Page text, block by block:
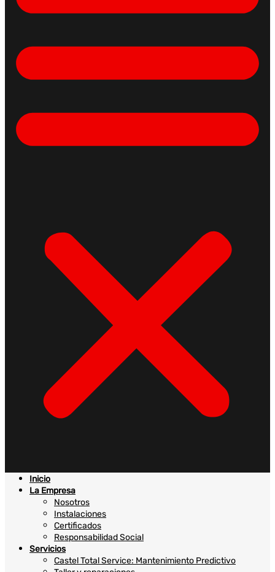
Inicio
La Empresa
Nosotros
Instalaciones
Certificados
Responsabilidad Social
Servicios
Castel Total Service: Mantenimiento Predictivo